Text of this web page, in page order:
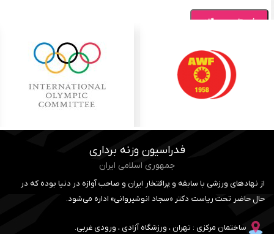
فدراسیون وزنه برداری
جمهوری اسلامی ایران
از نهادهای ورزشی با سابقه و پرافتخار ایران و صاحب آوازه در دنیا بوده که در
حال حاضر تحت ریاست دکتر «سجاد انوشیروانی» اداره می‌شود.
ساختمان مرکزی : تهران ، ورزشگاه آزادی ، ورودی غربی.